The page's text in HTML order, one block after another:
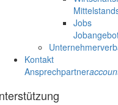
Jobs
Kontakt
Ansprechpartner